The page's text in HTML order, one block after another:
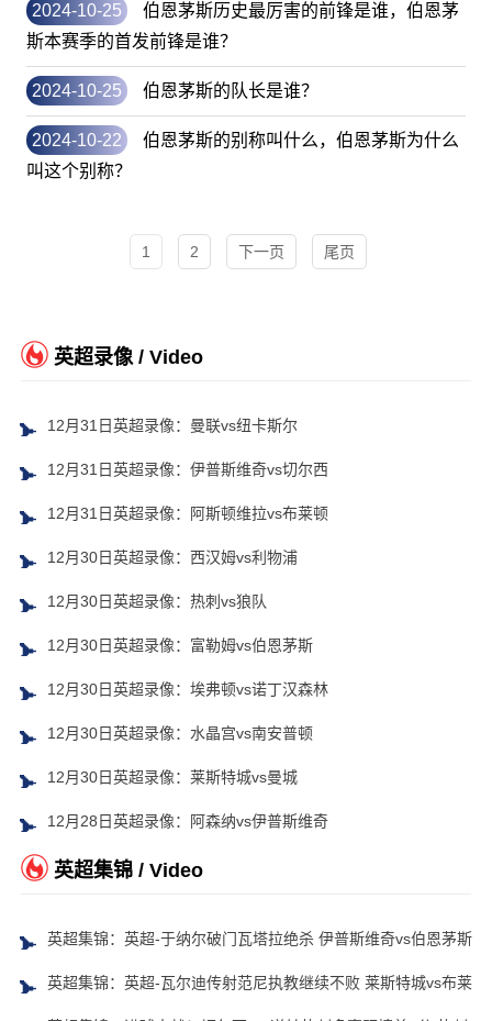
2024-10-25
伯恩茅斯历史最厉害的前锋是谁，伯恩茅
斯本赛季的首发前锋是谁？
2024-10-25 伯恩茅斯的队长是谁？
2024-10-22
伯恩茅斯的别称叫什么，伯恩茅斯为什么
叫这个别称？
1 2 下一页 尾页
英超录像 / Video
12月31日英超录像：曼联vs纽卡斯尔
12月31日英超录像：伊普斯维奇vs切尔西
12月31日英超录像：阿斯顿维拉vs布莱顿
12月30日英超录像：西汉姆vs利物浦
12月30日英超录像：热刺vs狼队
12月30日英超录像：富勒姆vs伯恩茅斯
12月30日英超录像：埃弗顿vs诺丁汉森林
12月30日英超录像：水晶宫vs南安普顿
12月30日英超录像：莱斯特城vs曼城
12月28日英超录像：阿森纳vs伊普斯维奇
英超集锦 / Video
英超集锦：英超-于纳尔破门瓦塔拉绝杀 伊普斯维奇vs伯恩茅斯
英超集锦：英超-瓦尔迪传射范尼执教继续不败 莱斯特城vs布莱顿